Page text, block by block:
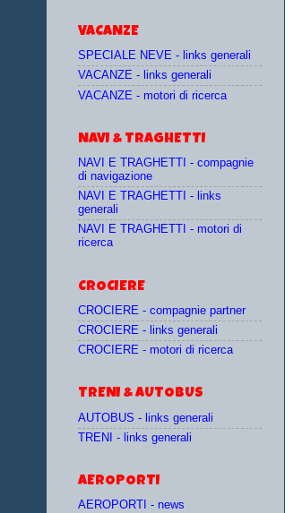
VACANZE
SPECIALE NEVE - links generali
VACANZE - links generali
VACANZE - motori di ricerca
NAVI & TRAGHETTI
NAVI E TRAGHETTI - compagnie
di navigazione
NAVI E TRAGHETTI - links
generali
NAVI E TRAGHETTI - motori di
ricerca
CROCIERE
CROCIERE - compagnie partner
CROCIERE - links generali
CROCIERE - motori di ricerca
TRENI & AUTOBUS
AUTOBUS - links generali
TRENI - links generali
AEROPORTI
AEROPORTI - news